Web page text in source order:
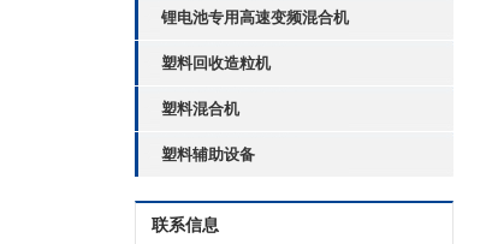
锂电池专用高速变频混合机
塑料回收造粒机
塑料混合机
塑料辅助设备
联系信息